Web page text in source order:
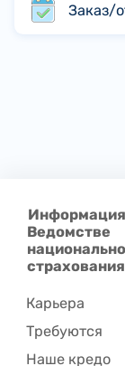
Заказ/
Ведомстве
страхования
Карьера
Требуются
Наше кредо